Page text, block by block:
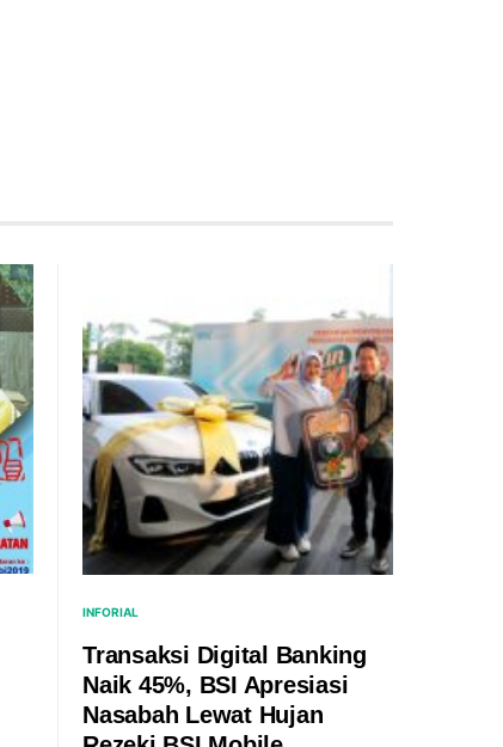
INFORIAL
Transaksi Digital Banking
Naik 45%, BSI Apresiasi
Nasabah Lewat Hujan